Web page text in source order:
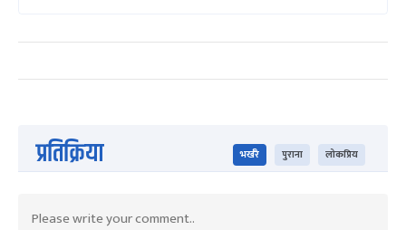
प्रतिक्रिया भर्खरै पुराना लोकप्रिय